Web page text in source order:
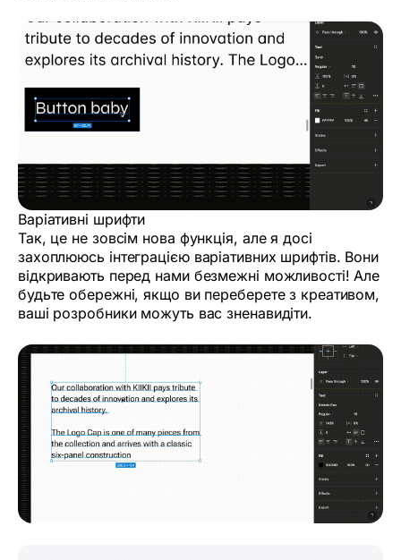
Варіативні шрифти
Так, це не зовсім нова функція, але я досі
захоплююсь інтеграцією варіативних шрифтів. Вони
відкривають перед нами безмежні можливості! Але
будьте обережні, якщо ви переберете з креативом,
ваші розробники можуть вас зненавидіти.